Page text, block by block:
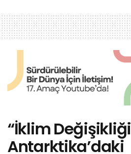
“İklim Değişikliği
Antarktika’daki